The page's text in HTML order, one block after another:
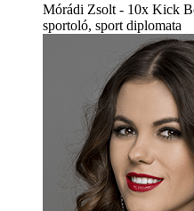
Mórádi Zsolt - 10x Kick
sportoló, sport diplomata